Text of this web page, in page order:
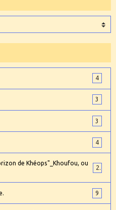
4
3
3
4
de Khéops"_Khoufou, ou
2
9